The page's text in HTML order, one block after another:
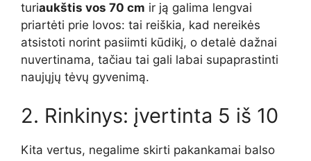
turiaukštis vos 70 cm ir ją galima lengvai
priartėti prie lovos: tai reiškia, kad nereikės
atsistoti norint pasiimti kūdikį, o detalė dažnai
nuvertinama, tačiau tai gali labai supaprastinti
naujųjų tėvų gyvenimą.
2. Rinkinys: įvertinta 5 iš 10
Kita vertus, negalime skirti pakankamai balso